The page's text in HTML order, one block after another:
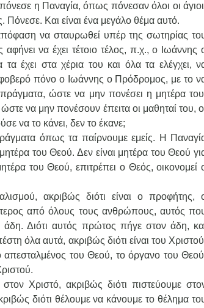
η Παναγία, όπως πόνεσαν όλοι οι
Και είναι ένα μεγάλο θέμα αυτό.
να σταυρωθεί υπέρ της σωτηρίας
να έχει τέτοιο τέλος, π.χ., ο Ιωάννης
έχει στα χέρια του και όλα τα ελέγχει,
φοβερό πόνο ο Ιωάννης ο Πρόδρομος, με το
ώστε να μην πονέσει η μητέρα
να μην πονέσουν έπειτα οι μαθηταί του,
να το κάνει, δεν το έκανε;
όπως τα παίρνουμε εμείς. Η
του Θεού. Δεν είναι μητέρα του Θεού
του Θεού, επιτρέπει ο Θεός, οικονομεί
ακριβώς διότι είναι ο προφήτης,
από όλους τους ανθρώπους, αυτός
Διότι αυτός πρώτος πήγε στον άδη,
όλα αυτά, ακριβώς διότι είναι του
του Θεού, το όργανο του
Χριστό, ακριβώς διότι πιστεύουμε
διότι θέλουμε να κάνουμε το θέλημα